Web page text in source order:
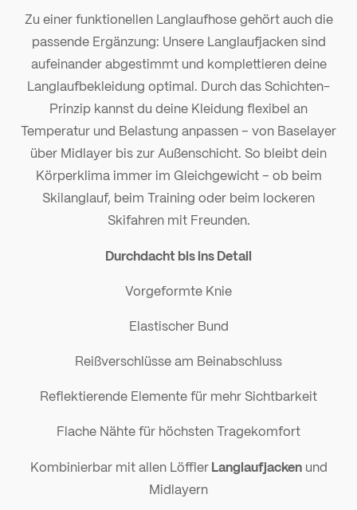
Zu einer funktionellen Langlaufhose gehört auch die
passende Ergänzung: Unsere Langlaufjacken sind
aufeinander abgestimmt und komplettieren deine
Langlaufbekleidung optimal. Durch das Schichten-
Prinzip kannst du deine Kleidung flexibel an
Temperatur und Belastung anpassen – von Baselayer
über Midlayer bis zur Außenschicht. So bleibt dein
Körperklima immer im Gleichgewicht – ob beim
Skilanglauf, beim Training oder beim lockeren
Skifahren mit Freunden.
Durchdacht bis ins Detail
Vorgeformte Knie
Elastischer Bund
Reißverschlüsse am Beinabschluss
Reflektierende Elemente für mehr Sichtbarkeit
Flache Nähte für höchsten Tragekomfort
Kombinierbar mit allen LöfflerLanglaufjackenund
Midlayern